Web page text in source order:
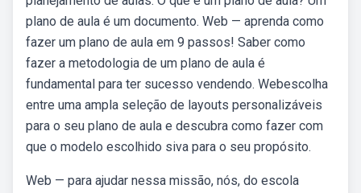
plano de aula é um documento. Web — aprenda como
fazer um plano de aula em 9 passos! Saber como
fazer a metodologia de um plano de aula é
fundamental para ter sucesso vendendo. Webescolha
entre uma ampla seleção de layouts personalizáveis
para o seu plano de aula e descubra como fazer com
que o modelo escolhido siva para o seu propósito.
Web — para ajudar nessa missão, nós, do escola